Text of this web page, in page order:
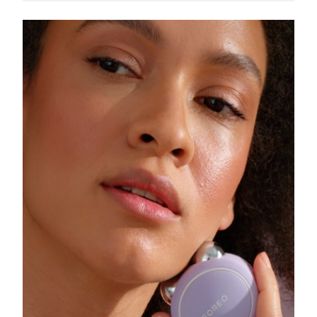
Slovacchia Consegna stimata8/9/26
Slovenia Consegna stimata 8/9/26
Sudafrica Consegna stimata8/17/26
Consegna stimata 8/11/26
Consegna stimata 8/9/26
Consegna stimata 8/9/26
Consegna stimata
Consegna stimata8/14/26
Consegna stimata8/13/26